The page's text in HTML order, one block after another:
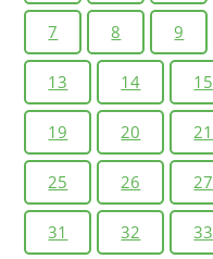
7 8 9
13 14 15
19 20 21
25 26 27
31 32 33